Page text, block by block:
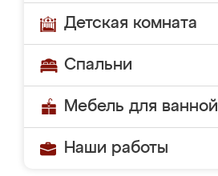
Детская комната
Спальни
Мебель для ванной
Наши работы